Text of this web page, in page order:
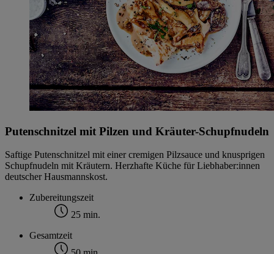
Putenschnitzel mit Pilzen und Kräuter-Schupfnudeln
Saftige Putenschnitzel mit einer cremigen Pilzsauce und knusprigen
Schupfnudeln mit Kräutern. Herzhafte Küche für Liebhaber:innen
deutscher Hausmannskost.
Zubereitungszeit
25 min.
Gesamtzeit